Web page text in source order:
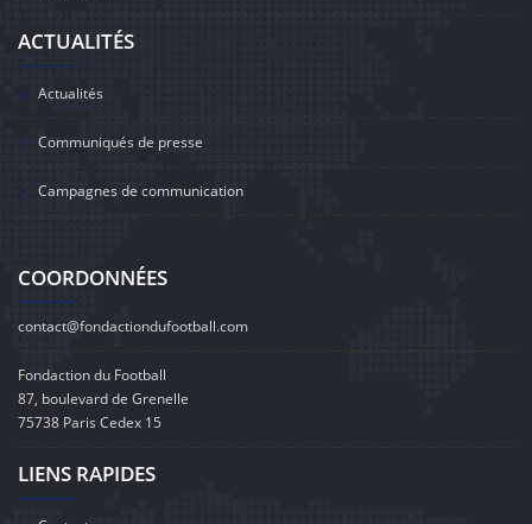
ACTUALITÉS
Actualités
Communiqués de presse
Campagnes de communication
COORDONNÉES
contact@fondactiondufootball.com
Fondaction du Football
87, boulevard de Grenelle
75738 Paris Cedex 15
LIENS RAPIDES